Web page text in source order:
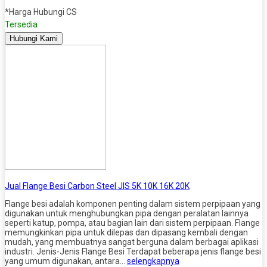
*Harga Hubungi CS
Tersedia
Hubungi Kami
Jual Flange Besi Carbon Steel JIS 5K 10K 16K 20K
Flange besi adalah komponen penting dalam sistem perpipaan yang
digunakan untuk menghubungkan pipa dengan peralatan lainnya
seperti katup, pompa, atau bagian lain dari sistem perpipaan. Flange
memungkinkan pipa untuk dilepas dan dipasang kembali dengan
mudah, yang membuatnya sangat berguna dalam berbagai aplikasi
industri. Jenis-Jenis Flange Besi Terdapat beberapa jenis flange besi
yang umum digunakan, antara… selengkapnya